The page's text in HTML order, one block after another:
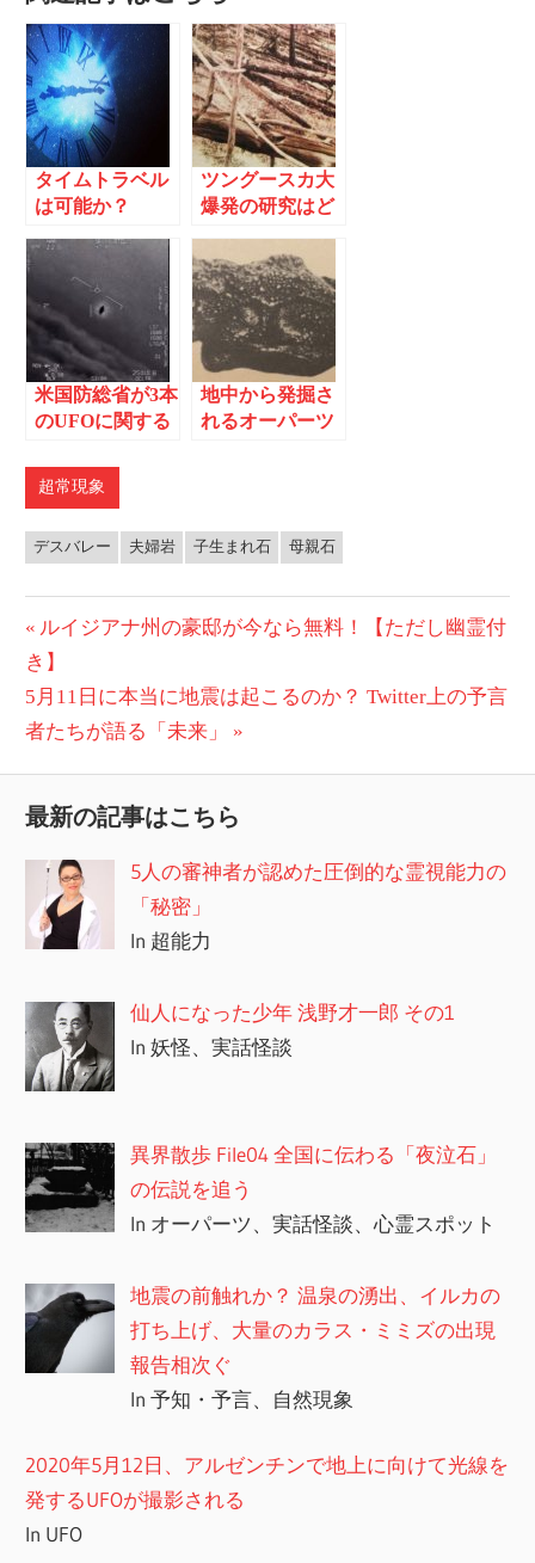
タイムトラベル
は可能か？
ツングースカ大
爆発の研究はど
か
米国防総省が3本
のUFOに関する
開
地中から発掘さ
れるオーパーツ
超常現象
デスバレー 夫婦岩 子生まれ石 母親石
投
稿
ナ
ビ
ゲ
ー
シ
ョ
ン
前
の
記
事:
ルイジアナ州の豪邸が今なら無料！【ただし幽霊付
き】
次
の
5月11日に本当に地震は起こるのか？ Twitter上の予言
者たちが語る「未来」
最新の記事はこちら
5人の審神者が認めた圧倒的な霊視能力の
「秘密」
In 超能力
仙人になった少年 浅野才一郎 その1
In 妖怪、実話怪談
異界散歩 File04 全国に伝わる「夜泣石」
の伝説を追う
In オーパーツ、実話怪談、心霊スポット
地震の前触れか？ 温泉の湧出、イルカの
打ち上げ、大量のカラス・ミミズの出現
報告相次ぐ
In 予知・予言、自然現象
2020年5月12日、アルゼンチンで地上に向けて光線を
発するUFOが撮影される
In UFO